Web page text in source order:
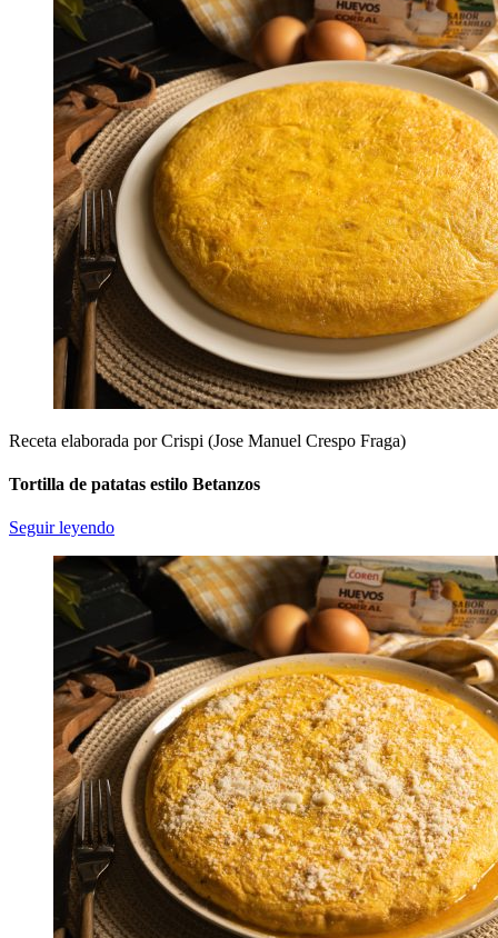
Receta elaborada por Crispi (Jose Manuel Crespo Fraga)
Tortilla de patatas estilo Betanzos
Seguir leyendo